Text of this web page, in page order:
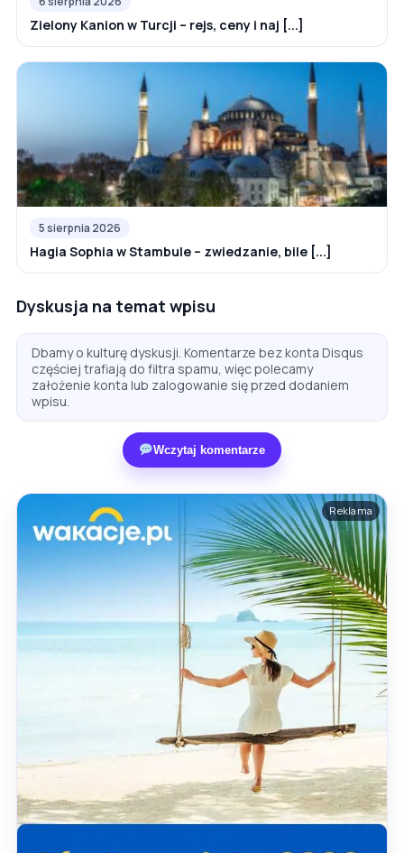
Zielony Kanion w Turcji – rejs, ceny i naj [...]
5 sierpnia 2026
Hagia Sophia w Stambule – zwiedzanie, bile [...]
Dyskusja na temat wpisu
Dbamy o kulturę dyskusji. Komentarze bez konta Disqus
częściej trafiają do filtra spamu, więc polecamy
założenie konta lub zalogowanie się przed dodaniem
wpisu.
Wczytaj komentarze
Reklama